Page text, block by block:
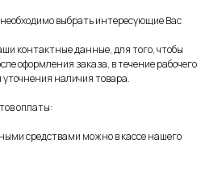
выбрать интересующие Вас
контактные данные, для того, чтобы
оформления заказа, в течение рабочего
наличия товара.
оплаты:
средствами можно в кассе нашего